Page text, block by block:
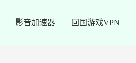
影音加速器 回国游戏VPN